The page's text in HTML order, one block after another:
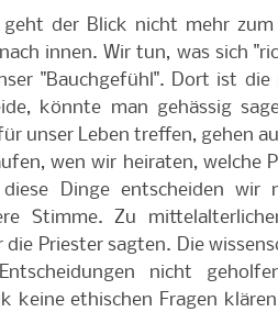
der Blick nicht mehr zum
innen. Wir tun, was sich
"Bauchgefühl". Dort ist
könnte man gehässig
unser Leben treffen, gehen
wen wir heiraten, welche
Dinge entscheiden wir
Stimme. Zu
die Priester sagten. Die
nicht
keine ethischen Fragen